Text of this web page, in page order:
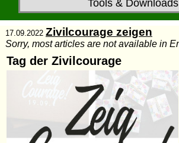
Tools & Downloads
17.09.2022 Zivilcourage zeigen
Sorry, most articles are not available in
Tag der Zivilcourage